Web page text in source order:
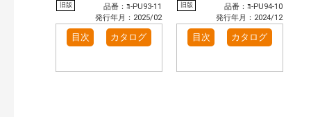
旧版
品番：ﾖ-PU93-11
発行年月：2025/02
目次 カタログ
旧版
品番：ﾖ-PU94-10
発行年月：2024/12
目次 カタログ